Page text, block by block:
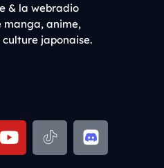
& la webradio
manga, anime,
japonaise.